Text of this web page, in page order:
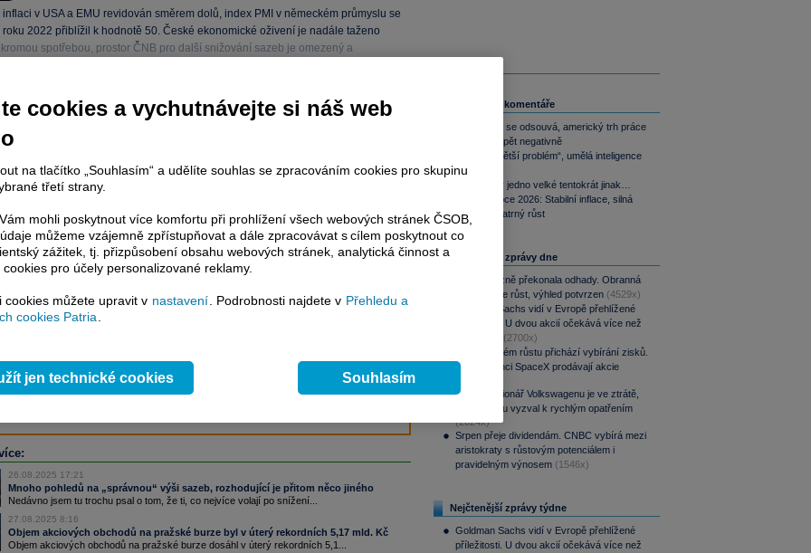
v USA a EMU revidován směrem dolů, index PMI v německém průmyslu se
2022 přiblížil k hodnotě 50. České ekonomické oživení je nadále taženo
spotřebou, prostor ČNB pro další snižování sazeb je omezený a
článku je dostupné jen klientům placených služeb
služeb, potom je nutné sePřihlásit.
kekompletnímu zpravodajství
bez jakýchkoliv omezení. Veškeré
komentáře a horké zprávy jsou
terminálovou metodou (bez nutnosti obnovovat stránku) bez
zpravodajství, ale i další služby získáte v Patria Plus / Investor Plus -
servis, rozsáhlédatabázečasových řad ke stažení,prognózy
avaluace, ekonomickéfundamenty více
26.08.2025 17:21
Mnoho pohledů na „správnou“ výši sazeb, rozhodující je přitom něco jiného
Nedávno jsem tu trochu psal o tom, že ti, co nejvíce volají po snížení...
27.08.2025 8:16
Objem akciových obchodů na pražské burze byl v úterý rekordních 5,17 mld. Kč
Objem akciových obchodů na pražské burze dosáhl v úterý rekordních 5,1...
Související komentáře
Akce Fedu se odsouvá, americký trh práce
překvapil opět negativně
Nový „největší problém“, umělá inteligence
a Fed
Trhy věří v jedno velké tentokrát jinak…
Česko v roce 2026: Stabilní inflace, silná
koruna, opatrný růst
Nejčtenější zprávy dne
CSG výrazně překonala odhady. Obranná
divize táhne růst, výhled potvrzen (4529x)
Goldman Sachs vidí v Evropě přehlížené
příležitosti. U dvou akcií očekává více než
(2700x)
Po raketovém růstu přichází vybírání zisků.
Zaměstnanci SpaceX prodávají akcie
Hlavní akcionář Volkswagenu je ve ztrátě,
automobilku vyzval k rychlým opatřením
(2024x)
Srpen přeje dividendám. CNBC vybírá mezi
aristokraty s růstovým potenciálem i
pravidelným výnosem (1546x)
Nejčtenější zprávy týdne
Goldman Sachs vidí v Evropě přehlížené
příležitosti. U dvou akcií očekává více než
cookies a vychutnávejte si náš web
na tlačítko „Souhlasím“ a udělíte souhlas se zpracováním cookies pro skupinu
třetí strany.
mohli poskytnout více komfortu při prohlížení všech webových stránek ČSOB,
můžeme vzájemně zpřístupňovat a dále zpracovávat s cílem poskytnout co
zážitek, tj. přizpůsobení obsahu webových stránek, analytická činnost a
pro účely personalizované reklamy.
cookies můžete upravit v nastavení . Podrobnosti najdete v Přehledu a
cookies Patria
jen technické cookies Souhlasím